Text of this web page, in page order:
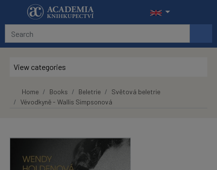
Skip to main content
View categories
Home Books Beletrie
Světová beletrie
Vévodkyně - Wallis Simpsonová